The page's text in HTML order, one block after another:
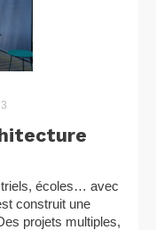
écoles… avec
construit une
projets multiples,